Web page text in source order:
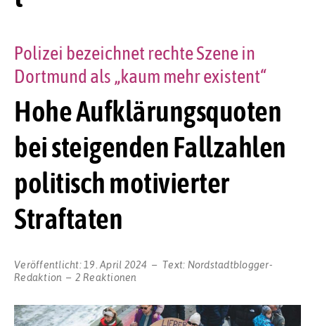
Hohe Aufklärungsquoten
bei steigenden Fallzahlen
politisch motivierter
Straftaten
Polizei bezeichnet rechte Szene in
Dortmund als „kaum mehr existent“
Veröffentlicht: 19. April 2024 Text: Nordstadtblogger-
Redaktion
2 Reaktionen